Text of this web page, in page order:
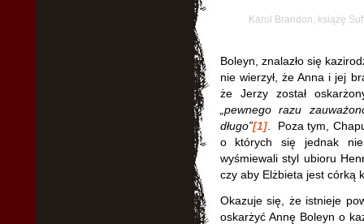
Karol Brandon, książę
Boleyn, znalazło się
nie wierzył, że Anna i jej
że Jerzy został
„pewnego razu
długo”[1]. Poza tym,
o których się jednak
wyśmiewali styl ubioru
czy aby Elżbieta jest córką
Okazuje się, że istnieje
oskarżyć Annę Boleyn o